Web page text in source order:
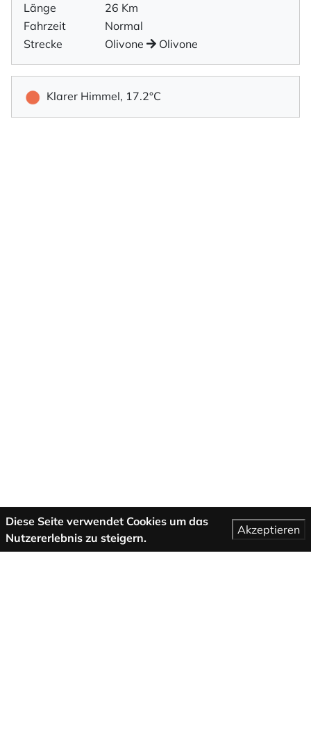
Länge
26 Km
Fahrzeit
Normal
Strecke
Olivone Olivone
Klarer Himmel, 17.2°C
Diese Seite verwendet Cookies um das
Nutzererlebnis zu steigern.
Akzeptieren